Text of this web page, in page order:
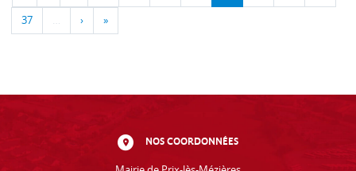
37 … › »
NOS COORDONNÉES